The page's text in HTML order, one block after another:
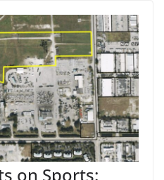
on Sports: